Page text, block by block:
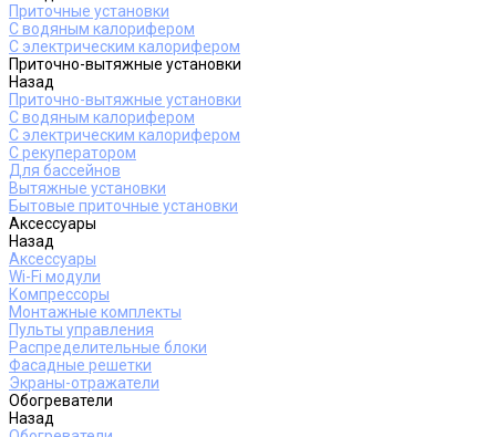
Приточные установки
С водяным калорифером
С электрическим калорифером
Приточно-вытяжные установки
Назад
Приточно-вытяжные установки
С водяным калорифером
С электрическим калорифером
С рекуператором
Для бассейнов
Вытяжные установки
Бытовые приточные установки
Аксессуары
Назад
Аксессуары
Wi-Fi модули
Компрессоры
Монтажные комплекты
Пульты управления
Распределительные блоки
Фасадные решетки
Экраны-отражатели
Обогреватели
Назад